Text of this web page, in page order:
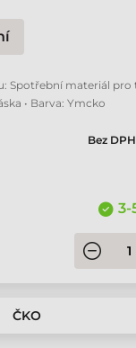
Spotřební materiál pro
• Barva: Ymcko
Bez DPH
3-
ČKO